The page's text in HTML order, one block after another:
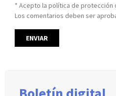
* Acepto la política de protección
Los comentarios deben ser